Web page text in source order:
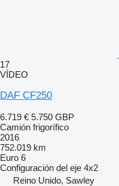
17
VÍDEO
DAF CF250
6.719 € 5.750 GBP
Camión frigorífico
2016
752.019 km
Euro 6
Configuración del eje 4x2
Reino Unido, Sawley